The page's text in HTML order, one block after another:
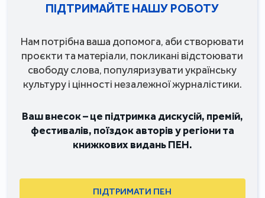
ПІДТРИМАЙТЕ НАШУ РОБОТУ
Нам потрібна ваша допомога, аби створювати
проєкти та матеріали, покликані відстоювати
свободу слова, популяризувати українську
культуру і цінності незалежної журналістики.
Ваш внесок – це підтримка дискусій, премій,
фестивалів, поїздок авторів у регіони та
книжкових видань ПЕН.
ПІДТРИМАТИ ПЕН